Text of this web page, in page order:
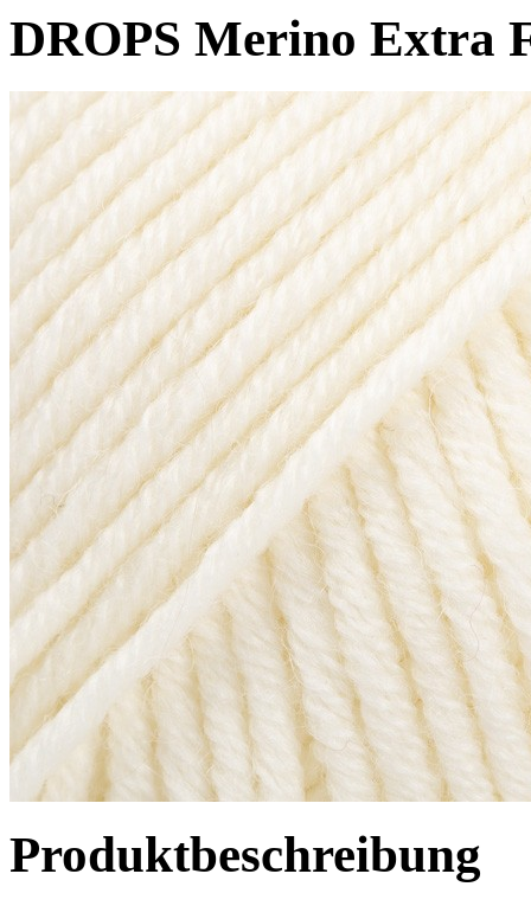
DROPS Merino Extra
Produktbeschreibung